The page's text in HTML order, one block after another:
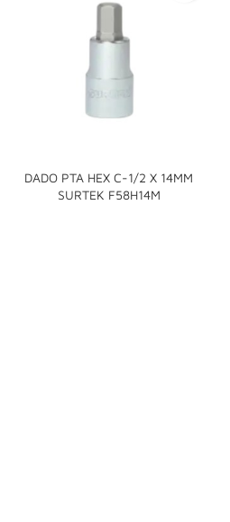
DADO PTA HEX C-1/2 X 14MM
SURTEK F58H14M
